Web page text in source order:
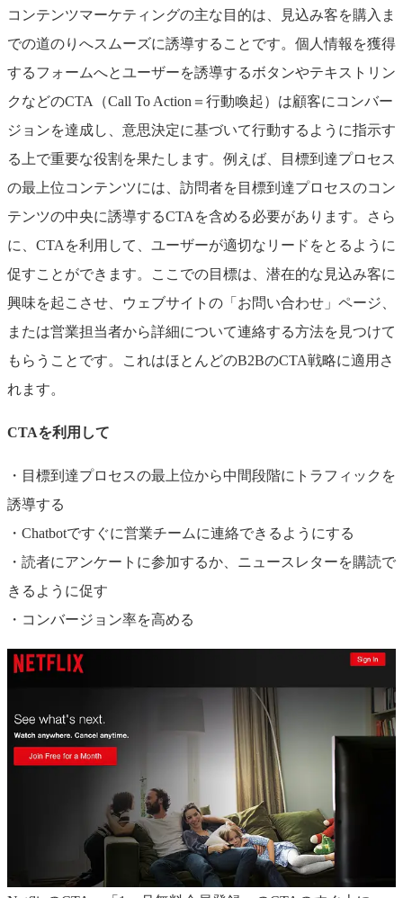
コンテンツマーケティングの主な目的は、見込み客を購入ま
での道のりへスムーズに誘導することです。個人情報を獲得
するフォームへとユーザーを誘導するボタンやテキストリン
クなどのCTA（Call To Action＝行動喚起）は顧客にコンバー
ジョンを達成し、意思決定に基づいて行動するように指示す
る上で重要な役割を果たします。例えば、目標到達プロセス
の最上位コンテンツには、訪問者を目標到達プロセスのコン
テンツの中央に誘導するCTAを含める必要があります。さら
に、CTAを利用して、ユーザーが適切なリードをとるように
促すことができます。ここでの目標は、潜在的な見込み客に
興味を起こさせ、ウェブサイトの「お問い合わせ」ページ、
または営業担当者から詳細について連絡する方法を見つけて
もらうことです。これはほとんどのB2BのCTA戦略に適用さ
れます。
CTAを利用して
・目標到達プロセスの最上位から中間段階にトラフィックを
誘導する
・Chatbotですぐに営業チームに連絡できるようにする
・読者にアンケートに参加するか、ニュースレターを購読で
きるように促す
・コンバージョン率を高める